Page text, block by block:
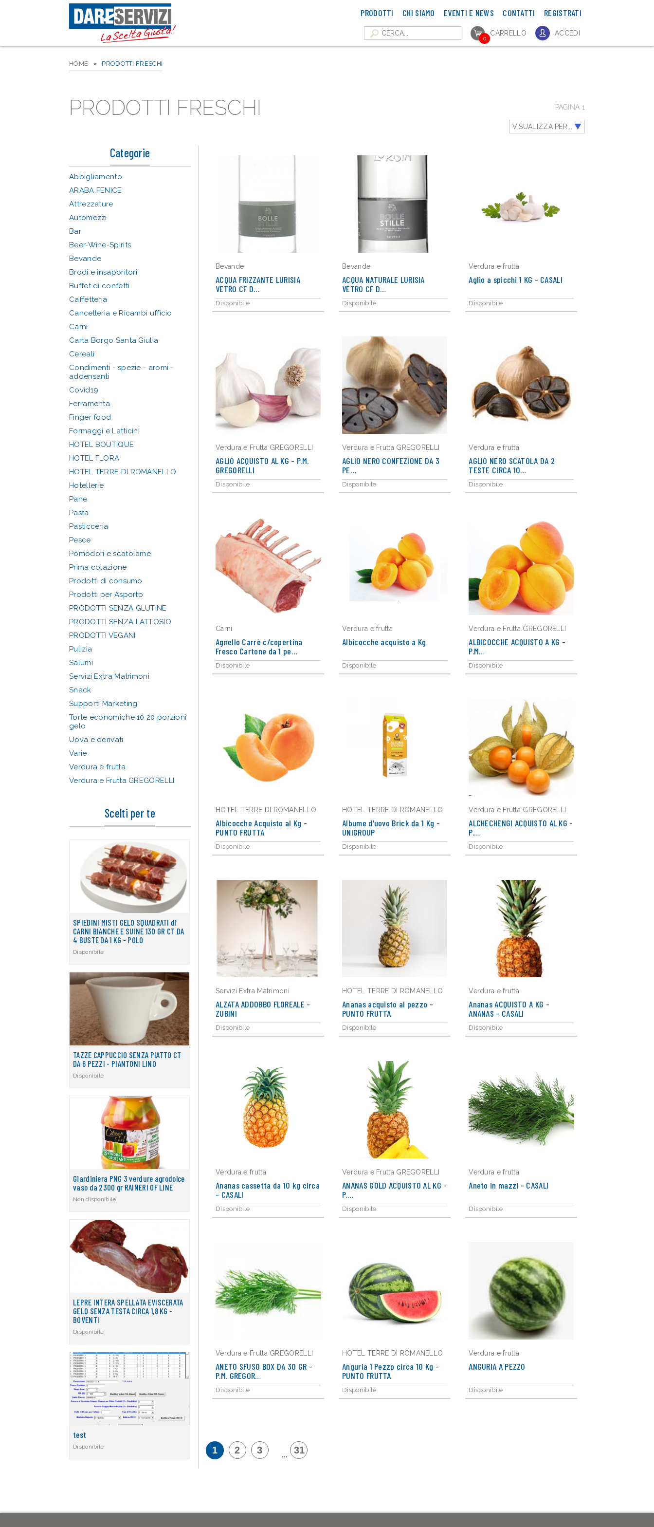
PRODOTTI CHI SIAMO EVENTI E NEWS CONTATTI REGISTRATI
CARRELLO
0
ACCEDI
HOME » PRODOTTI FRESCHI
PRODOTTI FRESCHI PAGINA 1
VISUALIZZA PER...
Bevande
ACQUA FRIZZANTE LURISIA
VETRO CF D…
Disponibile
Bevande
ACQUA NATURALE LURISIA
VETRO CF D…
Disponibile
Verdura e frutta
Aglio a spicchi 1 KG - CASALI
Disponibile
Verdura e Frutta GREGORELLI
AGLIO ACQUISTO AL KG - P.M.
GREGORELLI
Disponibile
Verdura e Frutta GREGORELLI
AGLIO NERO CONFEZIONE DA 3
PE…
Disponibile
Verdura e frutta
AGLIO NERO SCATOLA DA 2
TESTE CIRCA 10…
Disponibile
Carni
Agnello Carrè c/copertina
Fresco Cartone da 1 pe…
Disponibile
Verdura e frutta
Albicocche acquisto a Kg
Disponibile
Verdura e Frutta GREGORELLI
ALBICOCCHE ACQUISTO A KG -
P.M…
Disponibile
HOTEL TERRE DI ROMANELLO
Albicocche Acquisto al Kg -
PUNTO FRUTTA
Disponibile
HOTEL TERRE DI ROMANELLO
Albume d'uovo Brick da 1 Kg -
UNIGROUP
Disponibile
Verdura e Frutta GREGORELLI
ALCHECHENGI ACQUISTO AL KG -
P.…
Disponibile
Servizi Extra Matrimoni
ALZATA ADDOBBO FLOREALE -
ZUBINI
Disponibile
HOTEL TERRE DI ROMANELLO
Ananas acquisto al pezzo -
PUNTO FRUTTA
Disponibile
Verdura e frutta
Ananas ACQUISTO A KG -
ANANAS - CASALI
Disponibile
Verdura e frutta
Ananas cassetta da 10 kg circa
- CASALI
Disponibile
Verdura e Frutta GREGORELLI
ANANAS GOLD ACQUISTO AL KG -
P.…
Disponibile
Verdura e frutta
Aneto in mazzi - CASALI
Disponibile
Verdura e Frutta GREGORELLI
ANETO SFUSO BOX DA 30 GR -
P.M. GREGOR…
Disponibile
HOTEL TERRE DI ROMANELLO
Anguria 1 Pezzo circa 10 Kg -
PUNTO FRUTTA
Disponibile
Verdura e frutta
ANGURIA A PEZZO
Disponibile
1 2 3 ... 31
Categorie
Abbigliamento
ARABA FENICE
Attrezzature
Automezzi
Bar
Beer-Wine-Spirits
Bevande
Brodi e insaporitori
Buffet di confetti
Caffetteria
Cancelleria e Ricambi ufficio
Carni
Carta Borgo Santa Giulia
Cereali
Condimenti - spezie - aromi -
addensanti
Covid19
Ferramenta
Finger food
Formaggi e Latticini
HOTEL BOUTIQUE
HOTEL FLORA
HOTEL TERRE DI ROMANELLO
Hotellerie
Pane
Pasta
Pasticceria
Pesce
Pomodori e scatolame
Prima colazione
Prodotti di consumo
Prodotti per Asporto
PRODOTTI SENZA GLUTINE
PRODOTTI SENZA LATTOSIO
PRODOTTI VEGANI
Pulizia
Salumi
Servizi Extra Matrimoni
Snack
Supporti Marketing
Torte economiche 10 20 porzioni
gelo
Uova e derivati
Varie
Verdura e frutta
Verdura e Frutta GREGORELLI
Scelti per te
SPIEDINI MISTI GELO SQUADRATI di
CARNI BIANCHE E SUINE 130 GR CT DA
4 BUSTE DA 1 KG - POLO
Disponibile
TAZZE CAPPUCCIO SENZA PIATTO CT
DA 6 PEZZI - PIANTONI LINO
Disponibile
Giardiniera PNG 3 verdure agrodolce
vaso da 2300 gr RAINERI OF LINE
Non disponibile
LEPRE INTERA SPELLATA EVISCERATA
GELO SENZA TESTA CIRCA 1,8 KG -
BOVENTI
Disponibile
test
Disponibile